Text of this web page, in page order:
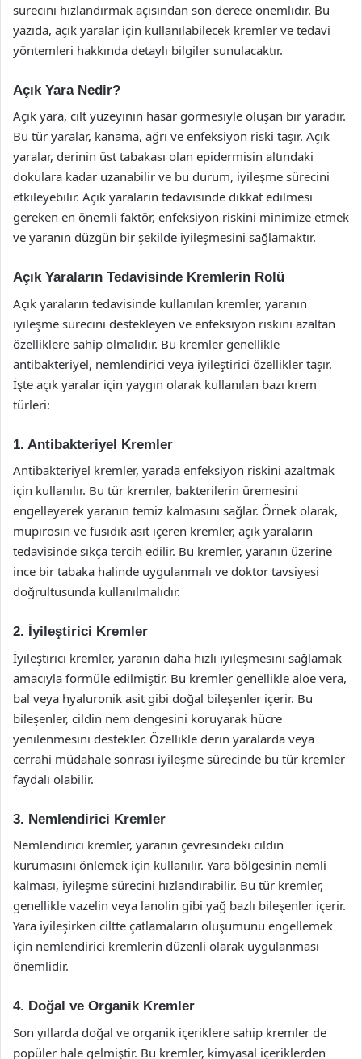
sürecini hızlandırmak açısından son derece önemlidir. Bu
yazıda, açık yaralar için kullanılabilecek kremler ve tedavi
yöntemleri hakkında detaylı bilgiler sunulacaktır.
Açık Yara Nedir?
Açık yara, cilt yüzeyinin hasar görmesiyle oluşan bir yaradır.
Bu tür yaralar, kanama, ağrı ve enfeksiyon riski taşır. Açık
yaralar, derinin üst tabakası olan epidermisin altındaki
dokulara kadar uzanabilir ve bu durum, iyileşme sürecini
etkileyebilir. Açık yaraların tedavisinde dikkat edilmesi
gereken en önemli faktör, enfeksiyon riskini minimize etmek
ve yaranın düzgün bir şekilde iyileşmesini sağlamaktır.
Açık Yaraların Tedavisinde Kremlerin Rolü
Açık yaraların tedavisinde kullanılan kremler, yaranın
iyileşme sürecini destekleyen ve enfeksiyon riskini azaltan
özelliklere sahip olmalıdır. Bu kremler genellikle
antibakteriyel, nemlendirici veya iyileştirici özellikler taşır.
İşte açık yaralar için yaygın olarak kullanılan bazı krem
türleri:
1. Antibakteriyel Kremler
Antibakteriyel kremler, yarada enfeksiyon riskini azaltmak
için kullanılır. Bu tür kremler, bakterilerin üremesini
engelleyerek yaranın temiz kalmasını sağlar. Örnek olarak,
mupirosin ve fusidik asit içeren kremler, açık yaraların
tedavisinde sıkça tercih edilir. Bu kremler, yaranın üzerine
ince bir tabaka halinde uygulanmalı ve doktor tavsiyesi
doğrultusunda kullanılmalıdır.
2. İyileştirici Kremler
İyileştirici kremler, yaranın daha hızlı iyileşmesini sağlamak
amacıyla formüle edilmiştir. Bu kremler genellikle aloe vera,
bal veya hyaluronik asit gibi doğal bileşenler içerir. Bu
bileşenler, cildin nem dengesini koruyarak hücre
yenilenmesini destekler. Özellikle derin yaralarda veya
cerrahi müdahale sonrası iyileşme sürecinde bu tür kremler
faydalı olabilir.
3. Nemlendirici Kremler
Nemlendirici kremler, yaranın çevresindeki cildin
kurumasını önlemek için kullanılır. Yara bölgesinin nemli
kalması, iyileşme sürecini hızlandırabilir. Bu tür kremler,
genellikle vazelin veya lanolin gibi yağ bazlı bileşenler içerir.
Yara iyileşirken ciltte çatlamaların oluşumunu engellemek
için nemlendirici kremlerin düzenli olarak uygulanması
önemlidir.
4. Doğal ve Organik Kremler
Son yıllarda doğal ve organik içeriklere sahip kremler de
popüler hale gelmiştir. Bu kremler, kimyasal içeriklerden